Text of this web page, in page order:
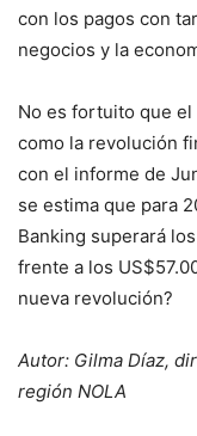
con los pagos con
negocios y la
No es fortuito que el
como la revolución
con el informe de
se estima que para
Banking superará
frente a los
nueva revolución?
Autor: Gilma Díaz,
región NOLA